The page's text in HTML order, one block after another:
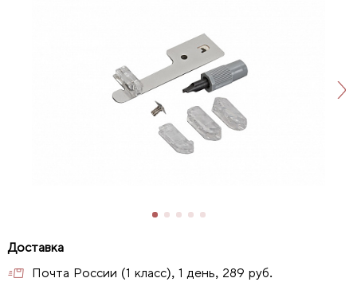
Почта России (1 класс), 1 день, 289 руб.